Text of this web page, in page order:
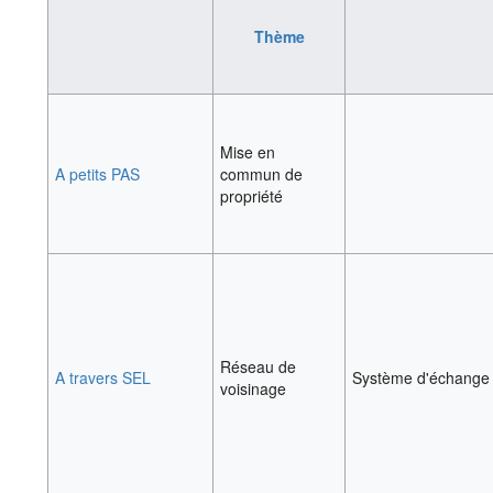
Thème
A petits PAS
Mise en
commun de
propriété
A travers SEL
Réseau de
voisinage
Système